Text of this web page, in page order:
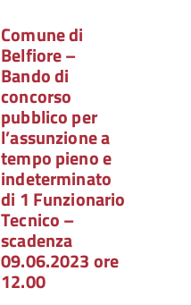
Comune di
Belfiore –
Bando di
concorso
pubblico per
l’assunzione a
tempo pieno e
indeterminato
di 1 Funzionario
Tecnico –
scadenza
09.06.2023 ore
12.00